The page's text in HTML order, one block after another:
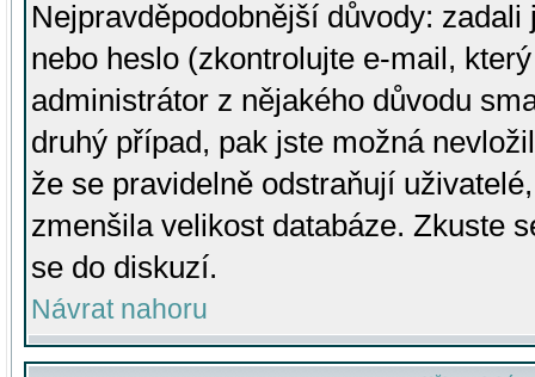
Nejpravděpodobnější důvody:
nebo heslo (zkontrolujte e-mail,
administrátor z nějakého důvodu
druhý případ, pak jste možná
že se pravidelně odstraňují
zmenšila velikost databáze. Zkuste
se do diskuzí.
Návrat nahoru